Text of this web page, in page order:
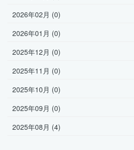
2026年02月 (0)
2026年01月 (0)
2025年12月 (0)
2025年11月 (0)
2025年10月 (0)
2025年09月 (0)
2025年08月 (4)